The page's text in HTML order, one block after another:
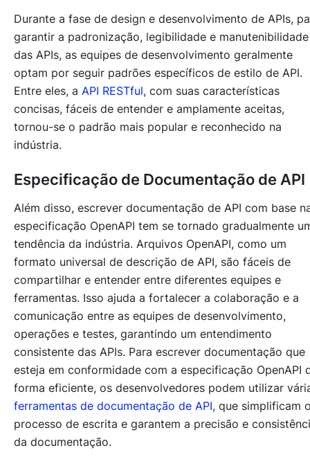
Durante a fase de design e desenvolvimento de APIs,
garantir a padronização, legibilidade e manutenibilidade
das APIs, as equipes de desenvolvimento geralmente
optam por seguir padrões específicos de estilo de API.
Entre eles, a API RESTful, com suas características
concisas, fáceis de entender e amplamente aceitas,
tornou-se o padrão mais popular e reconhecido na
indústria.
Especificação de Documentação de API
Além disso, escrever documentação de API com base
especificação OpenAPI tem se tornado gradualmente
tendência da indústria. Arquivos OpenAPI, como um
formato universal de descrição de API, são fáceis de
compartilhar e entender entre diferentes equipes e
ferramentas. Isso ajuda a fortalecer a colaboração e a
comunicação entre as equipes de desenvolvimento,
operações e testes, garantindo um entendimento
consistente das APIs. Para escrever documentação que
esteja em conformidade com a especificação OpenAPI
forma eficiente, os desenvolvedores podem utilizar
ferramentas de documentação de API, que simplificam
processo de escrita e garantem a precisão e
da documentação.